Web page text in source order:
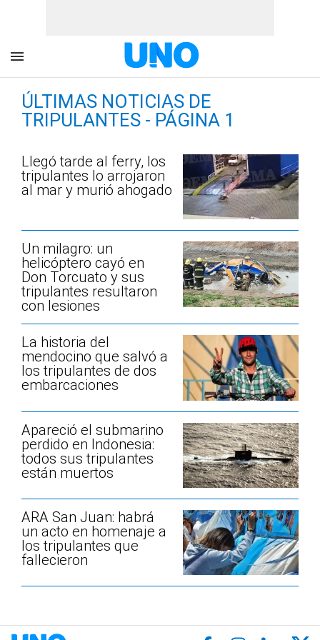
ÚLTIMAS NOTICIAS DE
TRIPULANTES - PÁGINA 1
Llegó tarde al ferry, los
tripulantes lo arrojaron
al mar y murió ahogado
Un milagro: un
helicóptero cayó en
Don Torcuato y sus
tripulantes resultaron
con lesiones
La historia del
mendocino que salvó a
los tripulantes de dos
embarcaciones
Apareció el submarino
perdido en Indonesia:
todos sus tripulantes
están muertos
ARA San Juan: habrá
un acto en homenaje a
los tripulantes que
fallecieron